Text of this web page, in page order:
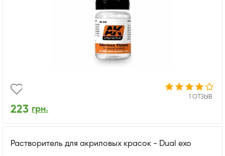
1 ОТЗЫВ
223 грн.
Растворитель для акриловых красок - Dual exo